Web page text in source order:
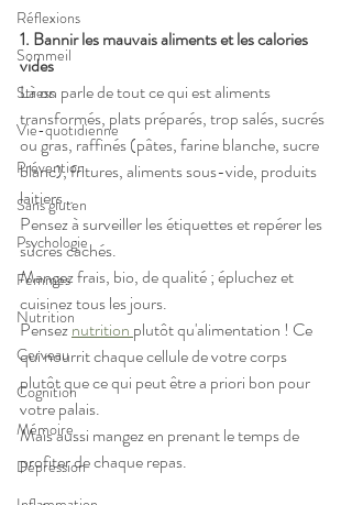
Réflexions
Sommeil
Stress
Vie-quotidienne
Prévention
Sans gluten
Psychologie
Femmes
Nutrition
Cerveau
Cognition
Mémoire
Dépression
1. Bannir les mauvais aliments et les calories
vides
​Là on parle de tout ce qui est aliments
transformés, plats préparés, trop salés, sucrés
ou gras, raffinés (pâtes, farine blanche, sucre
blanc), fritures, aliments sous-vide, produits
laitiers…
Pensez à surveiller les étiquettes et repérer les
sucres cachés.
Mangez frais, bio, de qualité ; épluchez et
cuisinez tous les jours.
Pensez nutrition plutôt qu'alimentation ! Ce
qui nourrit chaque cellule de votre corps
plutôt que ce qui peut être a priori bon pour
votre palais.
Mais aussi mangez en prenant le temps de
profiter de chaque repas.